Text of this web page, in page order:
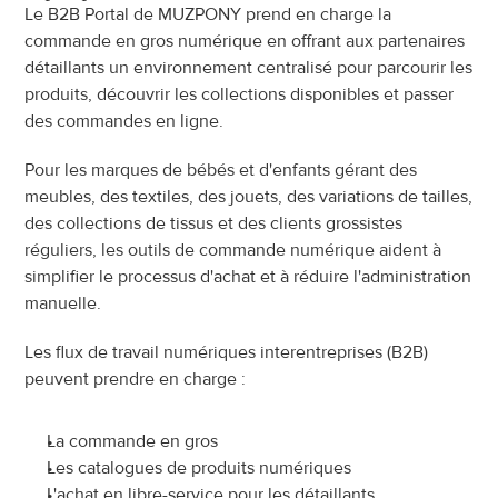
Le B2B Portal de MUZPONY prend en charge la
commande en gros numérique en offrant aux partenaires
détaillants un environnement centralisé pour parcourir les
produits, découvrir les collections disponibles et passer
des commandes en ligne.
Pour les marques de bébés et d'enfants gérant des
meubles, des textiles, des jouets, des variations de tailles,
des collections de tissus et des clients grossistes
réguliers, les outils de commande numérique aident à
simplifier le processus d'achat et à réduire l'administration
manuelle.
Les flux de travail numériques interentreprises (B2B)
peuvent prendre en charge :
La commande en gros
Les catalogues de produits numériques